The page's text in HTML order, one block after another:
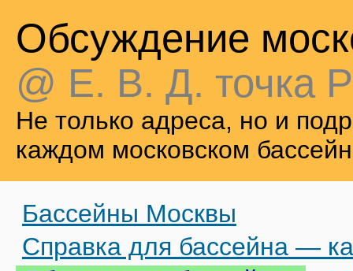
Обсуждение
@ Е. В. Д. точка
Не только адреса, но и
каждом московском
Бассейны Москвы
Справка для бассейна —